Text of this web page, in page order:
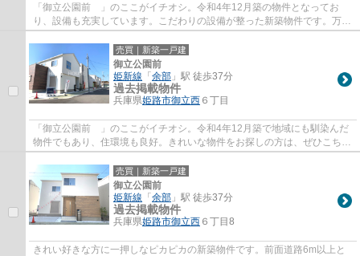
「御立公園前 」のここがイチオシ。令和4年12月築の物件となってお
り、設備も充実しています。こだわりの設備が整った新築物件です。万が
一、火災が起きた際も安心の準耐火構造の物件...
売買｜新築一戸建
御立公園前
姫新線 「余部 」駅 徒歩37分
過去掲載物件
兵庫県姫路市御立西 ６丁目
「御立公園前 」のここがイチオシ。令和4年12月築で地域にも馴染んだ
物件でもあり、住環境も良好。きれいな物件をお探しの方は、ぜひこちら
の新築物件をご覧ください。準耐火構造で建...
売買｜新築一戸建
御立公園前
姫新線 「余部 」駅 徒歩37分
過去掲載物件
兵庫県姫路市御立西 ６丁目8
きれい好きな方に一押しなピカピカの新築物件です。前面道路6m以上と